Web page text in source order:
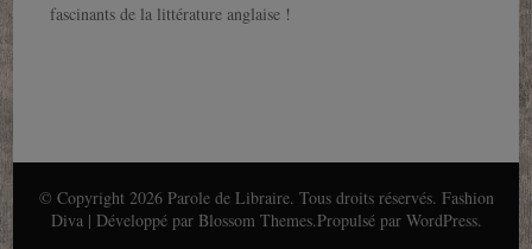
fascinants de la littérature anglaise !
© Copyright 2026 Parole de Libraire. Tous droits réservés. Fashion
Diva | Développé par Blossom Themes.Propulsé par WordPress.